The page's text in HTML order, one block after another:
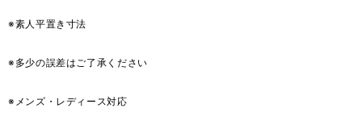
※素人平置き寸法
※多少の誤差はご了承ください
※メンズ・レディース対応